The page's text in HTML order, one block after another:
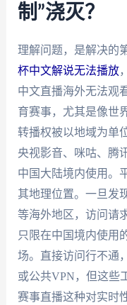
制”浇灭？
理解问题，是解决的
杯中文解说无法播放
中文直播海外无法观
育赛事，尤其是像世
转播权被以地域为单
央视影音、咪咕、腾
中国大陆境内使用。
其地理位置。一旦发
等海外地区，访问请
只限在中国境内使用
场。直接访问行不通
或公共VPN，但这些
赛事直播这种对实时